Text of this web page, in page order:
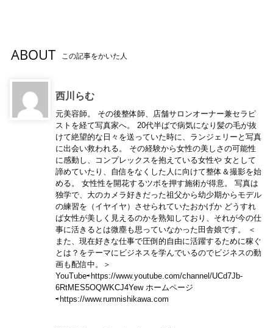
ABOUT この記事をかいた人
西川らむ
元美容師。 その後整体師、店舗サロンオーナー兼セラピ
ストを経て写真家へ。 20代半ばで病気になり髪の毛が抜
けて絶望的な日々を送っていた時に、ランジェリーと写真
に出会い救われる。 その経験から女性の美しさの可能性
に感動し、コンプレックスを抱えている女性や 女として
諦めていたり、自信をなくした人に向けて整体＆撮影を始
める。 女性性を開花するツボを押す施術が得意。 写真は
独学で、大のカメラ好きだった祖父から幼少期からモデル
の練習を（イヤイヤ）させられていたおかげか どうすれ
ば女性が美しく見えるのかを熟知しており、それが今の仕
事に活きるとは微塵も思っていなかった田舎娘です。 ＜
また、現在好きな仕事で圧倒的自由に活躍するために稼ぐ
とは？をテーマにビジネスを学んでいるのでビジネスの動
画も配信中。＞
YouTube⇨https://www.youtube.com/channel/UCd7Jb-
6RtMES5OQWKCJ4Yew ホームページ
⇨https://www.rumnishikawa.com